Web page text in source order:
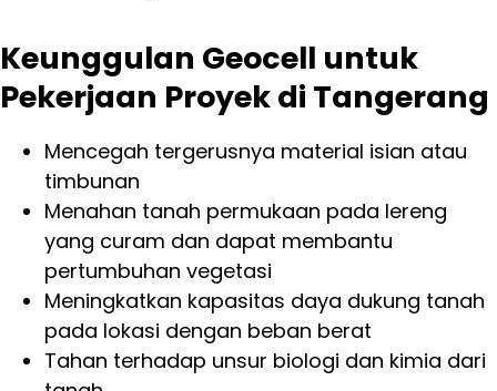
Keunggulan Geocell untuk
Pekerjaan Proyek di Tangerang
Mencegah tergerusnya material isian atau
timbunan
Menahan tanah permukaan pada lereng
yang curam dan dapat membantu
pertumbuhan vegetasi
Meningkatkan kapasitas daya dukung tanah
pada lokasi dengan beban berat
Tahan terhadap unsur biologi dan kimia dari